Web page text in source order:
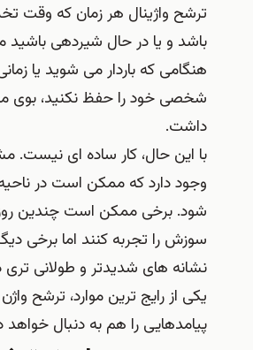
ترشح واژینال هر زمان که وقت
باشد و یا در حال شیردهی
هنگامی که باردار می شوید یا
شخصی خود را حفظ نکنید، بوی
داشت.
با این حال، کار ساده ای نیست.
وجود دارد که ممکن است در
شود. برخی ممکن است چندین
سوزش را تجربه کنند اما برخی
نشانه های شدیدتر و طولانی تری
یکی از رایج ترین موارد، ترشح
پیامدهایی را هم به دنبال